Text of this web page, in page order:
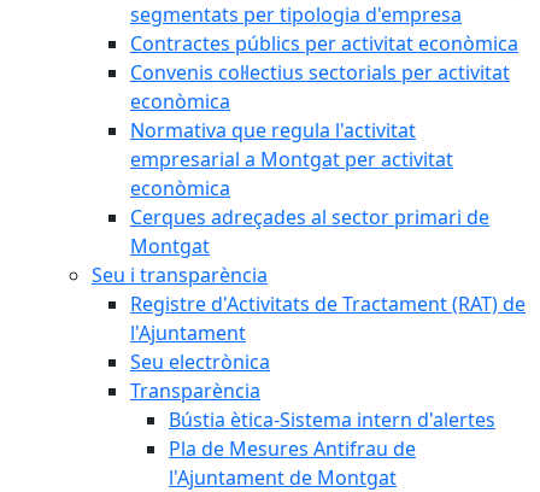
segmentats per tipologia d'empresa
Contractes públics per activitat econòmica
Convenis col·lectius sectorials per activitat
econòmica
Normativa que regula l'activitat
empresarial a Montgat per activitat
econòmica
Cerques adreçades al sector primari de
Montgat
Seu i transparència
Registre d'Activitats de Tractament (RAT) de
l'Ajuntament
Seu electrònica
Transparència
Bústia ètica-Sistema intern d'alertes
Pla de Mesures Antifrau de
l'Ajuntament de Montgat